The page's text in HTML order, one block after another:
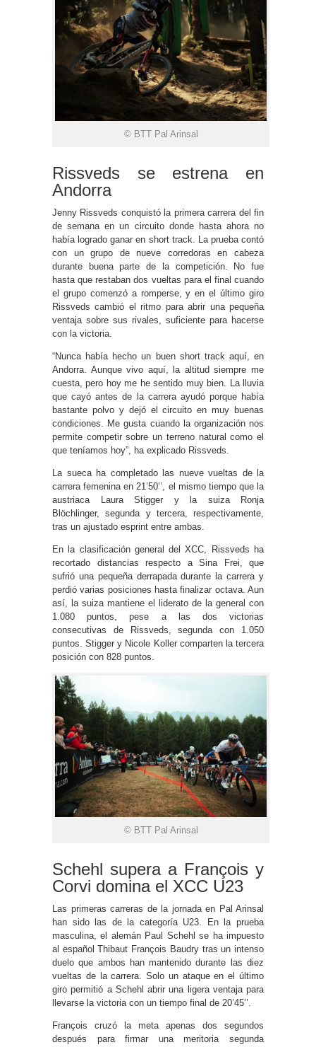
© BTT Pal Arinsal
Rissveds se estrena en
Andorra
Jenny Rissveds conquistó la primera carrera del fin
de semana en un circuito donde hasta ahora no
había logrado ganar en short track. La prueba contó
con un grupo de nueve corredoras en cabeza
durante buena parte de la competición. No fue
hasta que restaban dos vueltas para el final cuando
el grupo comenzó a romperse, y en el último giro
Rissveds cambió el ritmo para abrir una pequeña
ventaja sobre sus rivales, suficiente para hacerse
con la victoria.
“Nunca había hecho un buen short track aquí, en
Andorra. Aunque vivo aquí, la altitud siempre me
cuesta, pero hoy me he sentido muy bien. La lluvia
que cayó antes de la carrera ayudó porque había
bastante polvo y dejó el circuito en muy buenas
condiciones. Me gusta cuando la organización nos
permite competir sobre un terreno natural como el
que teníamos hoy”, ha explicado Rissveds.
La sueca ha completado las nueve vueltas de la
carrera femenina en 21’50’’, el mismo tiempo que la
austriaca Laura Stigger y la suiza Ronja
Blöchlinger, segunda y tercera, respectivamente,
tras un ajustado esprint entre ambas.
En la clasificación general del XCC, Rissveds ha
recortado distancias respecto a Sina Frei, que
sufrió una pequeña derrapada durante la carrera y
perdió varias posiciones hasta finalizar octava. Aun
así, la suiza mantiene el liderato de la general con
1.080 puntos, pese a las dos victorias
consecutivas de Rissveds, segunda con 1.050
puntos. Stigger y Nicole Koller comparten la tercera
posición con 828 puntos.
© BTT Pal Arinsal
Schehl supera a François y
Corvi domina el XCC U23
Las primeras carreras de la jornada en Pal Arinsal
han sido las de la categoría U23. En la prueba
masculina, el alemán Paul Schehl se ha impuesto
al español Thibaut François Baudry tras un intenso
duelo que ambos han mantenido durante las diez
vueltas de la carrera. Solo un ataque en el último
giro permitió a Schehl abrir una ligera ventaja para
llevarse la victoria con un tiempo final de 20’45’’.
François cruzó la meta apenas dos segundos
después para firmar una meritoria segunda